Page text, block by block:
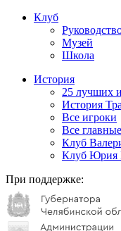
Клуб
Музей
Школа
История
25 лучших
История
Все игроки
Все
Клуб
Клуб Юрия
При поддержке: